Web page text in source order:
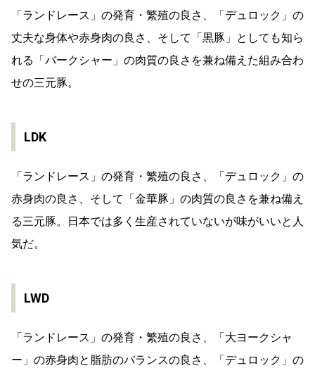
「ランドレース」の発育・繁殖の良さ、「デュロック」の
丈夫な身体や赤身肉の良さ、そして「黒豚」としても知ら
れる「バークシャー」の肉質の良さを兼ね備えた組み合わ
せの三元豚。
LDK
「ランドレース」の発育・繁殖の良さ、「デュロック」の
赤身肉の良さ、そして「金華豚」の肉質の良さを兼ね備え
る三元豚。日本では多く生産されていないが味がいいと人
気だ。
LWD
「ランドレース」の発育・繁殖の良さ、「大ヨークシャ
ー」の赤身肉と脂肪のバランスの良さ、「デュロック」の